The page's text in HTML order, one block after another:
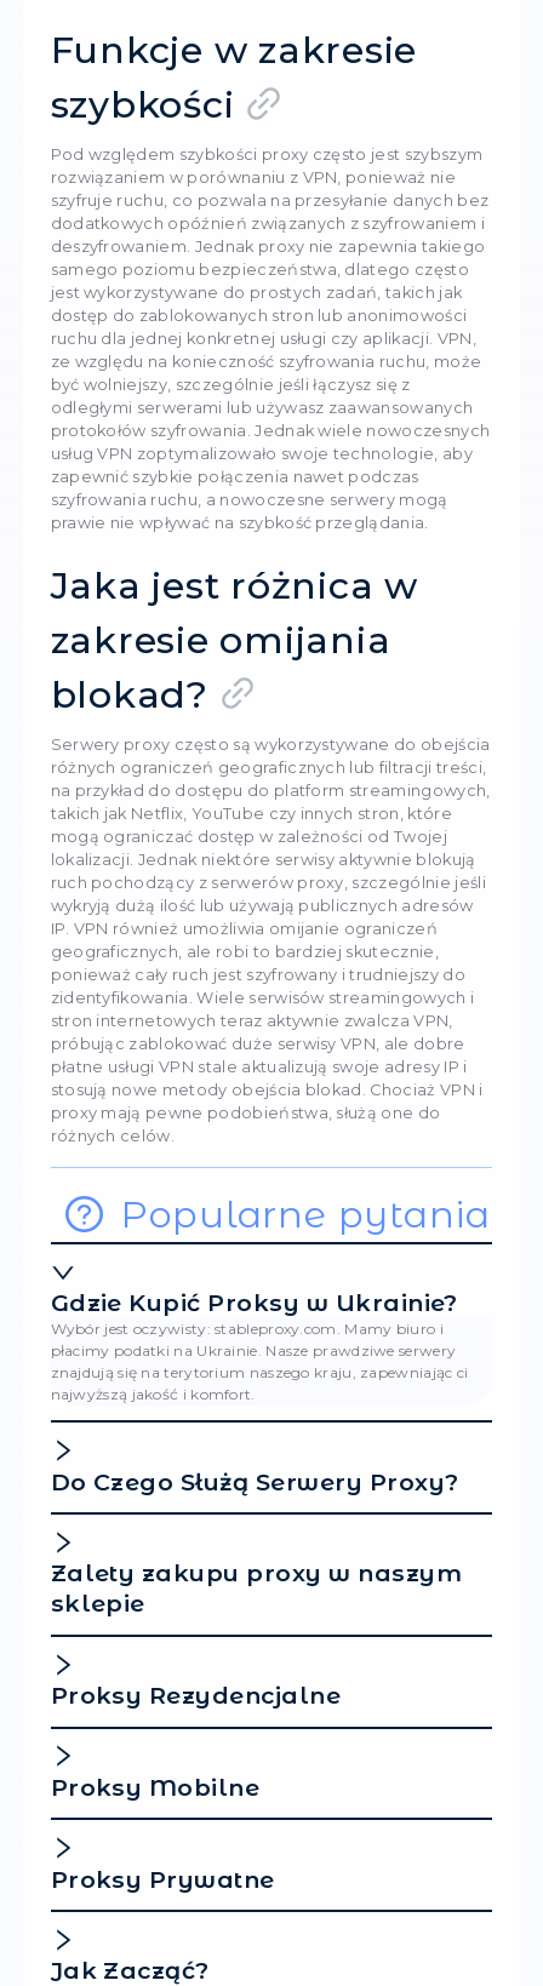
poufność. VPN zastępuje rzeczywisty adres IP
adresem serwera VPN, podobnie jak proxy,
tym Twój ruch jest chroniony przed
StableProxy
Szukasz ukraińskich serwisów proxy
ipsw celu celowania, reklam, SEO lub
testowania zlokalizowanych usług? Mamy
objęte.
ZwykłyPrywatnyRezydenci proxy
Funkcje w zakresie
szybkości
Pod względem szybkości proxy często jest
rozwiązaniem w porównaniu z VPN, ponieważ
szyfruje ruchu, co pozwala na przesyłanie
dodatkowych opóźnień związanych z
deszyfrowaniem. Jednak proxy nie zapewnia
samego poziomu bezpieczeństwa, dlatego
jest wykorzystywane do prostych zadań,
dostęp do zablokowanych stron lub
ruchu dla jednej konkretnej usługi czy aplikacji.
ze względu na konieczność szyfrowania
być wolniejszy, szczególnie jeśli łączysz się z
odległymi serwerami lub używasz
protokołów szyfrowania. Jednak wiele
usług VPN zoptymalizowało swoje
zapewnić szybkie połączenia nawet podczas
szyfrowania ruchu, a nowoczesne serwery
prawie nie wpływać na szybkość przeglądania.
Jaka jest różnica w
zakresie omijania
blokad?
Serwery proxy często są wykorzystywane do
na przykład do dostępu do platform
takich jak Netflix, YouTube czy innych stron,
mogą ograniczać dostęp w zależności od
ruch pochodzący z serwerów proxy,
wykryją dużą ilość lub używają publicznych
IP. VPN również umożliwia omijanie
geograficznych, ale robi to bardziej
ponieważ cały ruch jest szyfrowany i
zidentyfikowania. Wiele serwisów
stron internetowych teraz aktywnie zwalcza
próbując zablokować duże serwisy VPN, ale
płatne usługi VPN stale aktualizują swoje
stosują nowe metody obejścia blokad.
proxy mają pewne podobieństwa, służą one
różnych celów.
Popularne